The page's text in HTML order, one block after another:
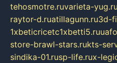
tehosmotre.ruvarieta-yug.ru
raytor-d.ruatillagunn.ru3d-
1xbeticricetc1xbetti5.ru
store-brawl-stars.rukts-
sindika-01.rusp-life.rux-